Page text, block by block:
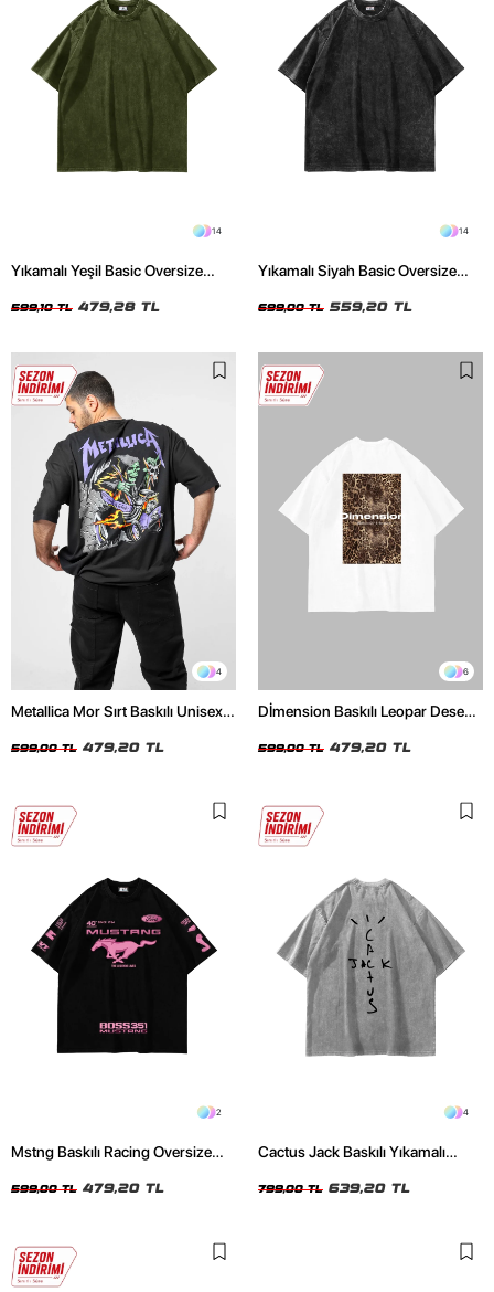
14
Yıkamalı Yeşil Basic Oversize
599,10 TL 479,28 TL
14
Yıkamalı Siyah Basic Oversize
699,00 TL 559,20 TL
4
Metallica Mor Sırt Baskılı Unisex
599,00 TL 479,20 TL
6
Dİmension Baskılı Leopar Desenli
Tshirt
599,00 TL 479,20 TL
2
Mstng Baskılı Racing Oversize
599,00 TL 479,20 TL
4
Cactus Jack Baskılı Yıkamalı
799,00 TL 639,20 TL